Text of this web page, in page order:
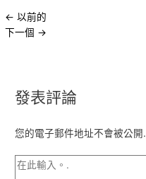
← 以前的
下一個 →
發表評論
您的電子郵件地址不會被公開.